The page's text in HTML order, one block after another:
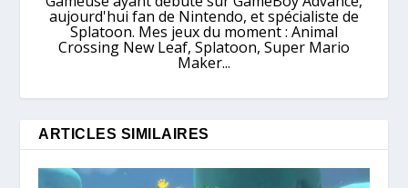
aujourd'hui fan de Nintendo, et spécialiste de
Splatoon. Mes jeux du moment : Animal
Crossing New Leaf, Splatoon, Super Mario
Maker...
ARTICLES SIMILAIRES